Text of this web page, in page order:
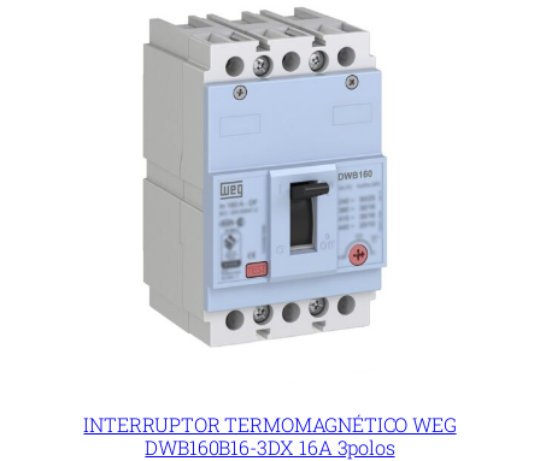
INTERRUPTOR TERMOMAGNÉTICO WEG
DWB160B16-3DX 16A 3polos